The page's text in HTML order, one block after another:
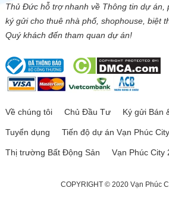
Thủ Đức hỗ trợ nhanh về Thông tin dự án,
ký gửi cho thuê nhà phố, shophouse, biệt
Quý khách đến tham quan dự án!
Về chúng tôi Chủ Đầu Tư Ký gửi Bán
Tuyển dụng Tiến độ dự án Vạn Phúc City
Thị trường Bất Động Sản Vạn Phúc City
COPYRIGHT © 2020 Vạn Phúc